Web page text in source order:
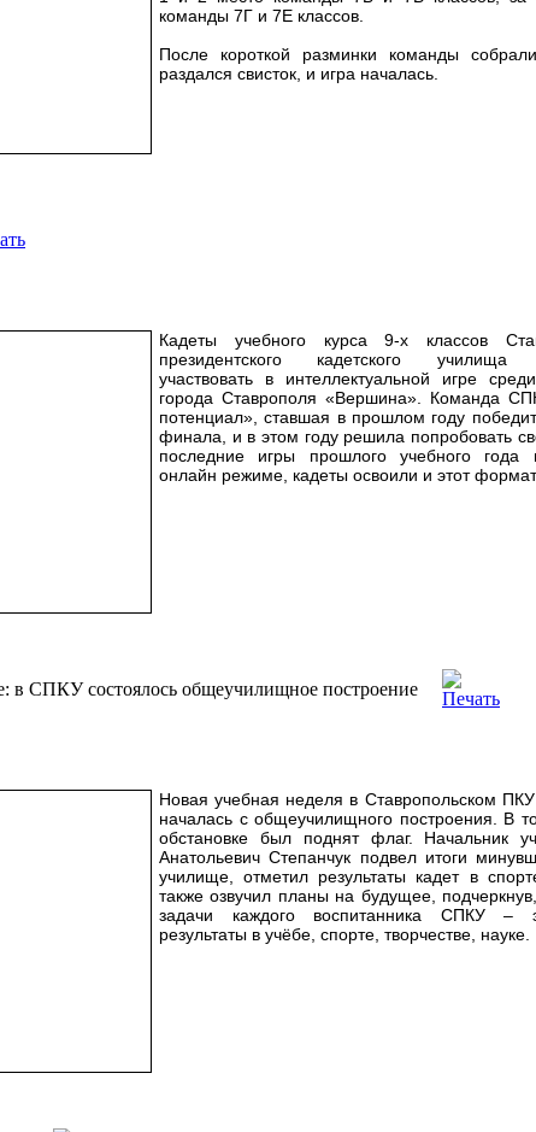
команды 7Г и 7Е классов.
После короткой разминки команды
раздался свисток, и игра началась.
Кадеты учебного курса 9-х классов
президентского кадетского училища
участвовать в интеллектуальной игре
города Ставрополя «Вершина». Команда
потенциал», ставшая в прошлом году
финала, и в этом году решила попробовать
последние игры прошлого учебного года
онлайн режиме, кадеты освоили и этот формат
в СПКУ состоялось общеучилищное построение
Новая учебная неделя в Ставропольском
началась с общеучилищного построения. В
обстановке был поднят флаг. Начальник
Анатольевич Степанчук подвел итоги
училище, отметил результаты кадет в
также озвучил планы на будущее,
задачи каждого воспитанника СПКУ –
результаты в учёбе, спорте, творчестве, науке.